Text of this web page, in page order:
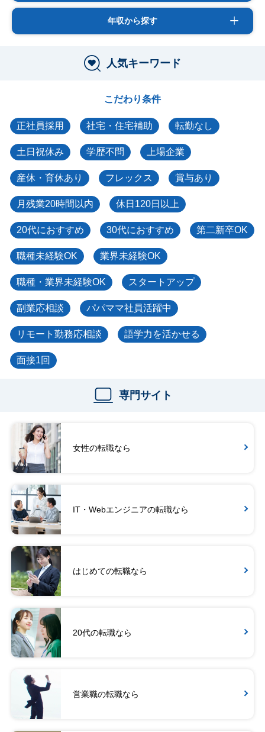
年収から探す
人気キーワード
こだわり条件
正社員採用 社宅・住宅補助 転勤なし
土日祝休み 学歴不問 上場企業
産休・育休あり フレックス 賞与あり
月残業20時間以内 休日120日以上
20代におすすめ 30代におすすめ 第二新卒OK
職種未経験OK 業界未経験OK
職種・業界未経験OK スタートアップ
副業応相談 パパママ社員活躍中
リモート勤務応相談 語学力を活かせる
面接1回
専門サイト
女性の転職なら
IT・Webエンジニアの転職なら
はじめての転職なら
20代の転職なら
営業職の転職なら